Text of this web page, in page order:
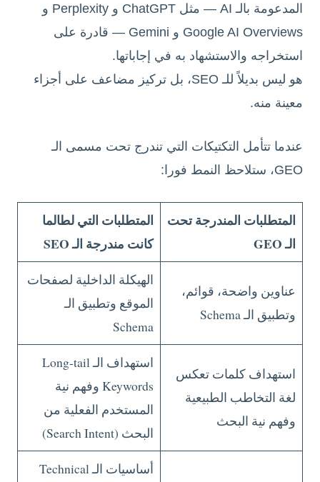
المدعومة بالـ AI — مثل ChatGPT و Perplexity و
Google AI Overviews و Gemini — قادرة على
استخراجه والاستشهاد به في إجاباتها.
هو ليس بديلاً للـ SEO، بل تركيز مضاعف على أجزاء
معينة منه.
عندما تتأمل التكتيكات التي تندرج تحت مسمى الـ
GEO، ستلاحظ النمط فورا:
المتطلبات المندرجة تحت
الـ GEO
المتطلبات التي لطالما
كانت مندرجة الـ SEO
عناوين واضحة، قوائم،
وتطبيق الـ Schema
الهيكلة الداخلية لصفحات
الموقع وتطبيق الـ
Schema
استهداف كلمات تعكس
لغة التخاطب الطبيعية
وفهم نية البحث
استهداف الـ Long-tail
Keywords وفهم نية
المستخدم الفعلية من
البحث (Search Intent)
أساسيات الـ Technical